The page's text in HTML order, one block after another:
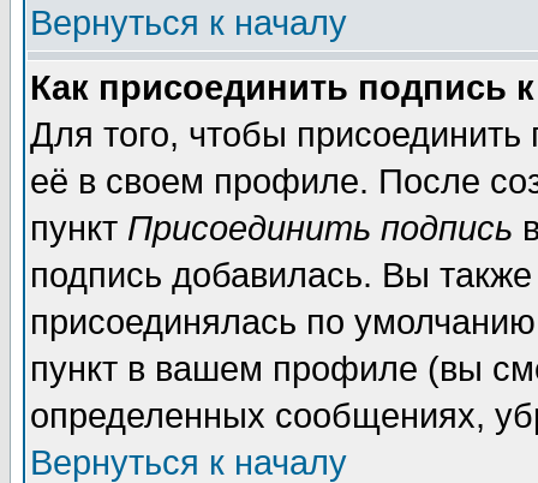
Вернуться к началу
Как присоединить подпись
Для того, чтобы
её в своем профиле. После
пункт Присоединить подпись
подпись добавилась. Вы
присоединялась по
пункт в вашем профиле (вы
определенных сообщениях,
Вернуться к началу